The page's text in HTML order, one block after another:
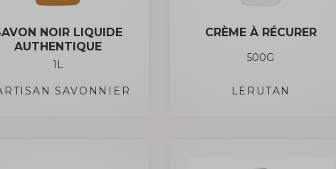
NOIR LIQUIDE
AUTHENTIQUE
1L
SAVONNIER
CRÈME À RÉCURER
500G
LERUTAN